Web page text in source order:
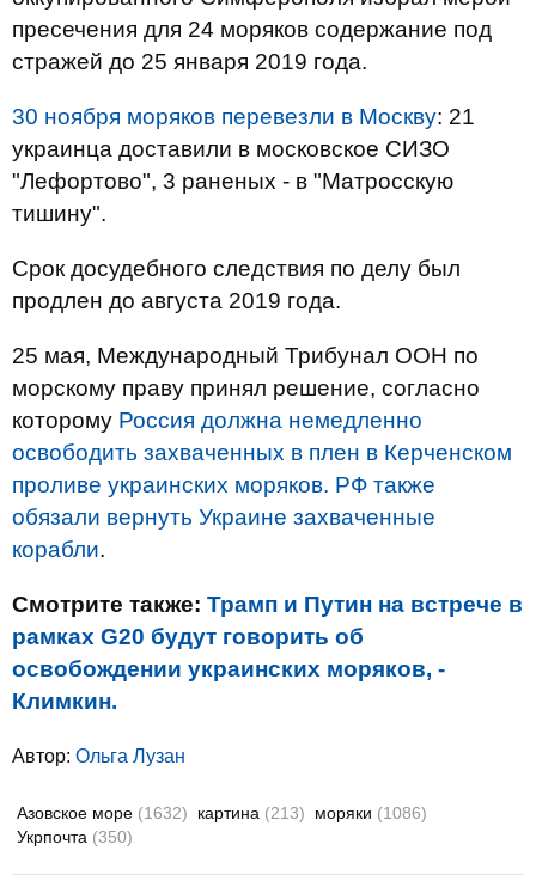
пресечения для 24 моряков содержание под
стражей до 25 января 2019 года.
30 ноября моряков перевезли в Москву: 21
украинца доставили в московское СИЗО
"Лефортово", 3 раненых - в "Матросскую
тишину".
Срок досудебного следствия по делу был
продлен до августа 2019 года.
25 мая, Международный Трибунал ООН по
морскому праву принял решение, согласно
которому Россия должна немедленно
освободить захваченных в плен в Керченском
проливе украинских моряков. РФ также
обязали вернуть Украине захваченные
корабли.
Смотрите также: Трамп и Путин на встрече в
рамках G20 будут говорить об
освобождении украинских моряков, -
Климкин.
Автор: Ольга Лузан
Азовское море (1632) картина (213) моряки (1086)
Укрпочта (350)